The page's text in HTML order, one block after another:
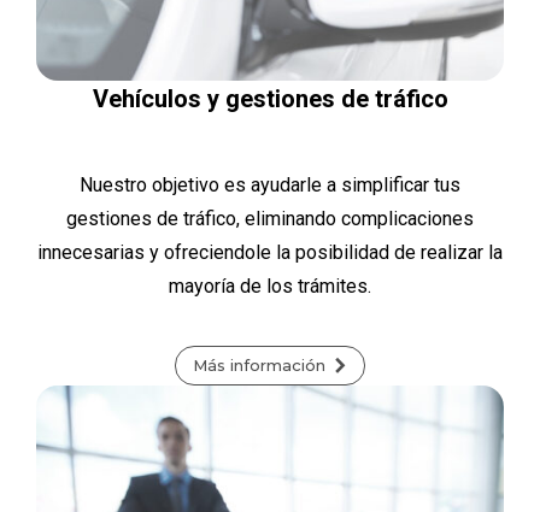
Vehículos y gestiones de tráfico
Nuestro objetivo es ayudarle a simplificar tus
gestiones de tráfico, eliminando complicaciones
innecesarias y ofreciendole la posibilidad de realizar la
mayoría de los trámites.
Más información